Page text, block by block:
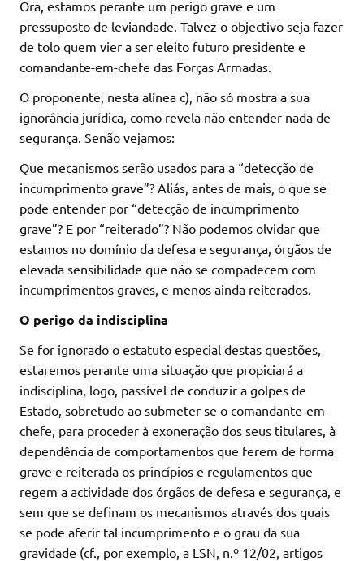
Ora, estamos perante um perigo grave e um
pressuposto de leviandade. Talvez o objectivo seja fazer
de tolo quem vier a ser eleito futuro presidente e
comandante-em-chefe das Forças Armadas.
O proponente, nesta alínea c), não só mostra a sua
ignorância jurídica, como revela não entender nada de
segurança. Senão vejamos:
Que mecanismos serão usados para a “detecção de
incumprimento grave”? Aliás, antes de mais, o que se
pode entender por “detecção de incumprimento
grave”? E por “reiterado”? Não podemos olvidar que
estamos no domínio da defesa e segurança, órgãos de
elevada sensibilidade que não se compadecem com
incumprimentos graves, e menos ainda reiterados.
O perigo da indisciplina
Se for ignorado o estatuto especial destas questões,
estaremos perante uma situação que propiciará a
indisciplina, logo, passível de conduzir a golpes de
Estado, sobretudo ao submeter-se o comandante-em-
chefe, para proceder à exoneração dos seus titulares, à
dependência de comportamentos que ferem de forma
grave e reiterada os princípios e regulamentos que
regem a actividade dos órgãos de defesa e segurança, e
sem que se definam os mecanismos através dos quais
se pode aferir tal incumprimento e o grau da sua
gravidade (cf., por exemplo, a LSN, n.º 12/02, artigos